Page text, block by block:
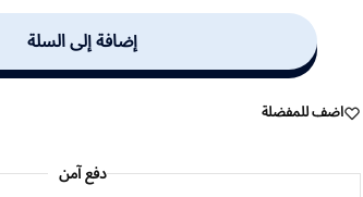
إضافة إلى السلة
اضف للمفضلة
دفع آمن